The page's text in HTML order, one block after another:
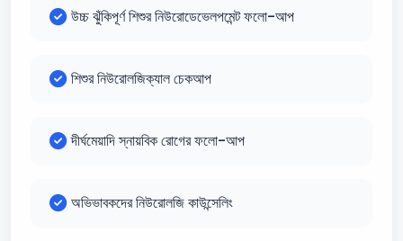
উচ্চ ঝুঁকিপূর্ণ শিশুর নিউরোডেভেলপমেন্ট ফলো-আপ
শিশুর নিউরোলজিক্যাল চেকআপ
দীর্ঘমেয়াদি স্নায়বিক রোগের ফলো-আপ
অভিভাবকদের নিউরোলজি কাউন্সেলিং